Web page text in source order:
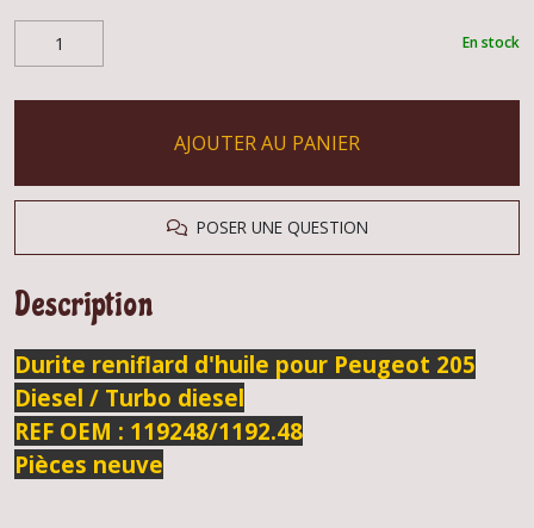
En stock
AJOUTER AU PANIER
POSER UNE QUESTION
Description
Durite reniflard d'huile pour Peugeot 205
Diesel / Turbo diesel
REF OEM : 119248/1192.48
Pièces neuve